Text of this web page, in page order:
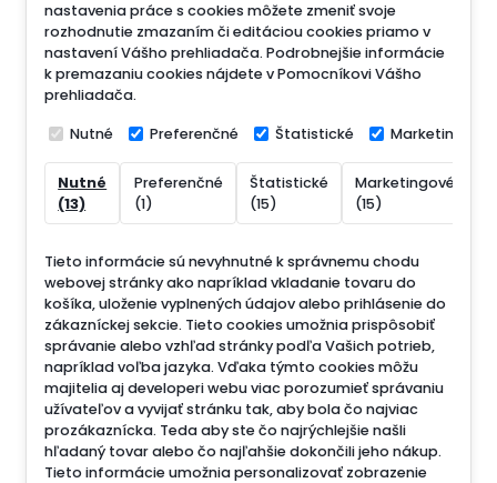
nastavenia práce s cookies môžete zmeniť svoje
rozhodnutie zmazaním či editáciou cookies priamo v
nastavení Vášho prehliadača. Podrobnejšie informácie
k premazaniu cookies nájdete v Pomocníkovi Vášho
prehliadača.
Nutné Preferenčné Štatistické Marketingové
Nutné
(13)
Preferenčné
(1)
Štatistické
(15)
Marketingové
(15)
Tieto informácie sú nevyhnutné k správnemu chodu
webovej stránky ako napríklad vkladanie tovaru do
košíka, uloženie vyplnených údajov alebo prihlásenie do
zákazníckej sekcie. Tieto cookies umožnia prispôsobiť
správanie alebo vzhľad stránky podľa Vašich potrieb,
napríklad voľba jazyka. Vďaka týmto cookies môžu
majitelia aj developeri webu viac porozumieť správaniu
užívateľov a vyvijať stránku tak, aby bola čo najviac
prozákaznícka. Teda aby ste čo najrýchlejšie našli
hľadaný tovar alebo čo najľahšie dokončili jeho nákup.
Tieto informácie umožnia personalizovať zobrazenie